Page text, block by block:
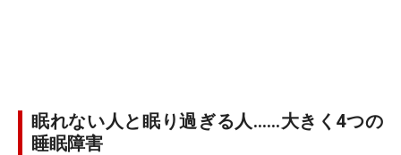
眠れない人と眠り過ぎる人……大きく4つの
睡眠障害